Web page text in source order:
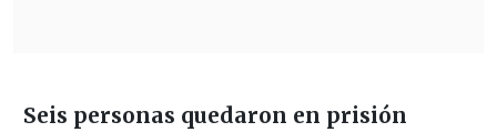
Seis personas quedaron en prisión